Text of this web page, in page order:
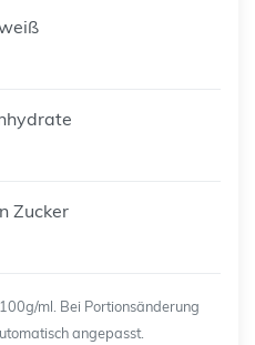
Zucker
ml. Bei Portionsänderung
angepasst.